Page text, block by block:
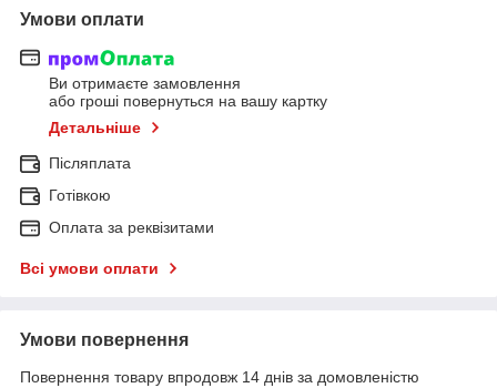
Умови оплати
Ви отримаєте замовлення
або гроші повернуться на вашу картку
Детальніше
Післяплата
Готівкою
Оплата за реквізитами
Всі умови оплати
Умови повернення
Повернення товару впродовж 14 днів за домовленістю